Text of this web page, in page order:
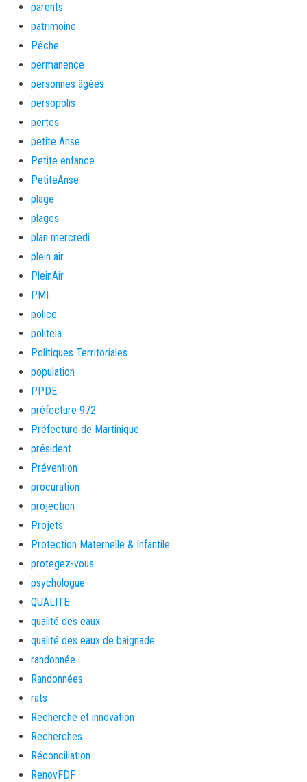
parents
patrimoine
Pêche
permanence
personnes âgées
persopolis
pertes
petite Anse
Petite enfance
PetiteAnse
plage
plages
plan mercredi
plein air
PleinAir
PMI
police
politeia
Politiques Territoriales
population
PPDE
préfecture 972
Préfecture de Martinique
président
Prévention
procuration
projection
Projets
Protection Maternelle & Infantile
protegez-vous
psychologue
QUALITE
qualité des eaux
qualité des eaux de baignade
randonnée
Randonnées
rats
Recherche et innovation
Recherches
Réconciliation
RenovFDF